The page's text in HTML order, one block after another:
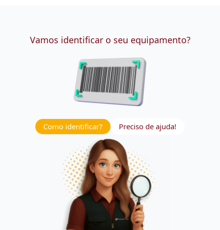
Vamos identificar o seu equipamento?
Como identificar? Preciso de ajuda!